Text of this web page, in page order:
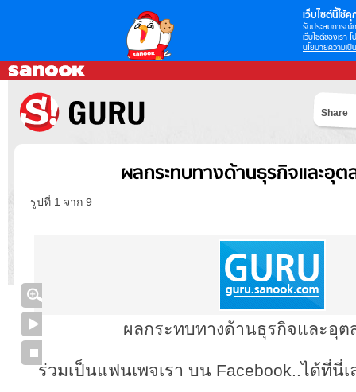
เว็บไซต์นี้ใช้คุ
รับประสบการณ์
เว็บไซต์ของเรา
นโยบายความเป็
Share
ผลกระทบทางด้านธุรกิจและอุต
รูปที่ 1 จาก 9
ผลกระทบทางด้านธุรกิจและอุต
ร่วมเป็นแฟนเพจเรา บน Facebook..ได้ที่นี่เ